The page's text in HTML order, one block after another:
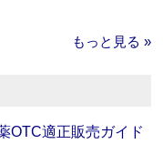
もっと見る »
OTC適正販売ガイド